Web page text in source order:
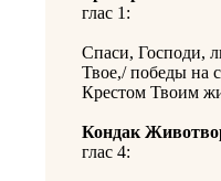
глас 1:
Спаси, Господи,
Твое,/ победы на
Крестом Твоим
Кондак
глас 4: